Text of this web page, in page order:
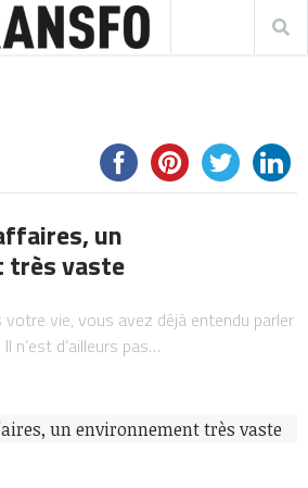
un
très vaste
vie, vous avez déjà entendu parler
n’est d’ailleurs pas…